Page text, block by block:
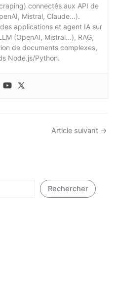
connectés aux API de
Mistral, Claude…).
applications et agent IA sur
(OpenAI, Mistral…), RAG,
de documents complexes,
Node.js/Python.
Article suivant →
Rechercher